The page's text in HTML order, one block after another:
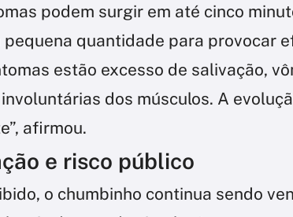
podem surgir em até cinco
pequena quantidade para provocar
estão excesso de salivação,
dos músculos. A
afirmou.
e risco público
o chumbinho continua sendo